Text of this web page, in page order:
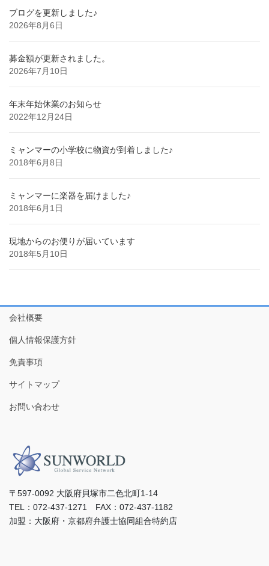
ブログを更新しました♪
2026年8月6日
募金額が更新されました。
2026年7月10日
年末年始休業のお知らせ
2022年12月24日
ミャンマーの小学校に物資が到着しました♪
2018年6月8日
ミャンマーに楽器を届けました♪
2018年6月1日
現地からのお便りが届いています
2018年5月10日
会社概要
個人情報保護方針
免責事項
サイトマップ
お問い合わせ
〒597-0092 ⼤阪府⾙塚市⼆⾊北町1-14
TEL：072-437-1271 FAX：072-437-1182
加盟：⼤阪府・京都府弁護⼠協同組合特約店